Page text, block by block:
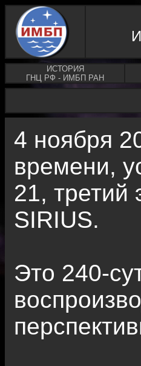
ИСТОРИЯ
ГНЦ РФ - ИМБП РАН
4 ноября
времени,
21, третий
SIRIUS.
Это 240-